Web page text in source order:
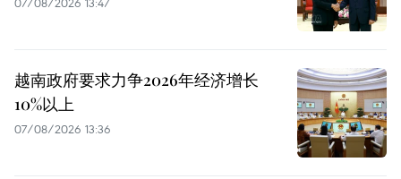
越南政府要求力争2026年经济增长
10%以上
07/08/2026 13:36